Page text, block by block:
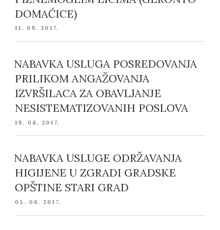
DOMAĆICE)
POSTED
11. 09. 2017.
NABAVKA USLUGA POSREDOVANJA
PRILIKOM ANGAŽOVANJA
IZVRŠILACA ZA OBAVLJANJE
NESISTEMATIZOVANIH POSLOVA
POSTED
19. 06. 2017.
NABAVKA USLUGE ODRŽAVANJA
HIGIJENE U ZGRADI GRADSKE
OPŠTINE STARI GRAD
POSTED
05. 06. 2017.